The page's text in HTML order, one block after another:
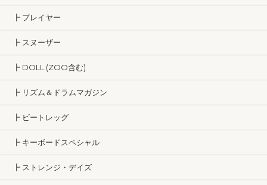
┣ プレイヤー
┣ スヌーザー
┣ DOLL (ZOO含む)
┣ リズム＆ドラムマガジン
┣ ビートレッグ
┣ キーボードスペシャル
┣ ストレンジ・デイズ